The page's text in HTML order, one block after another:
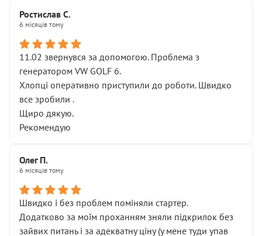
Ростислав С.
6 місяців тому
11.02 звернувся за допомогою. Проблема з
генератором VW GOLF 6.
Хлопці оперативно приступили до роботи. Швидко
все зробили .
Щиро дякую.
Рекомендую
Олег П.
6 місяців тому
Швидко і без проблем поміняли стартер.
Додатково за моїм проханням зняли підкрилок без
зайвих питань і за адекватну ціну (у мене туди упав